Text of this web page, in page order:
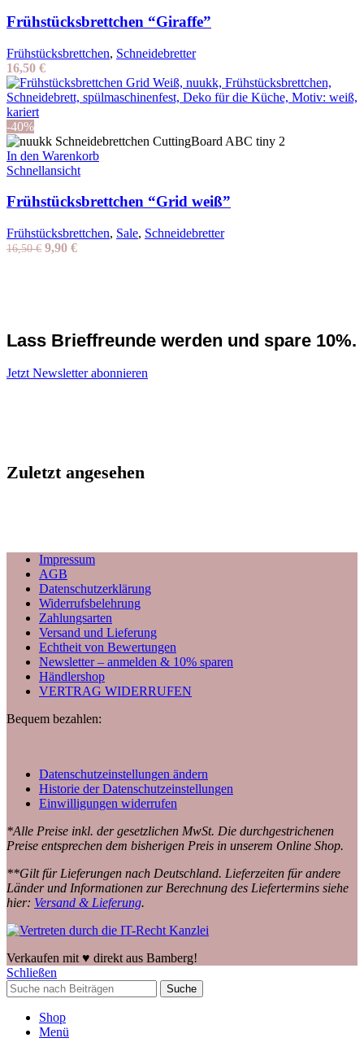
Frühstücksbrettchen “Giraffe”
Frühstücksbrettchen, Schneidebretter
16,50 €
-40%
In den Warenkorb
Schnellansicht
Frühstücksbrettchen “Grid weiß”
Frühstücksbrettchen, Sale, Schneidebretter
16,50€ Ursprünglicher
9,90 €Aktueller
Lass Brieffreunde werden und spare 10%.
Jetzt Newsletter abonnieren
Zuletzt angesehen
Impressum
AGB
Datenschutzerklärung
Widerrufsbelehrung
Zahlungsarten
Versand und Lieferung
Echtheit von Bewertungen
Newsletter – anmelden & 10% sparen
Händlershop
VERTRAG WIDERRUFEN
Bequem bezahlen:
Datenschutzeinstellungen ändern
Historie der Datenschutzeinstellungen
Einwilligungen widerrufen
*Alle Preise inkl. der gesetzlichen MwSt. Die durchgestrichenen
Preise entsprechen dem bisherigen Preis in unserem Online Shop.
**Gilt für Lieferungen nach Deutschland. Lieferzeiten für andere
Länder und Informationen zur Berechnung des Liefertermins siehe
hier: Versand & Lieferung.
Verkaufen mit ♥️ direkt aus Bamberg!
Schließen
Suche
Shop
Menü